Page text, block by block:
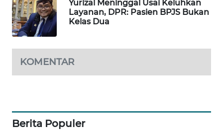
Yurizal Meninggal Usai Keluhkan
Layanan, DPR: Pasien BPJS Bukan
Kelas Dua
KOMENTAR
Berita Populer
WAHANA
DESA
WISATA
LAPAK
WAHANA
KONSUMEN